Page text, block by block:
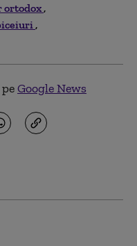
ortodox
Google News